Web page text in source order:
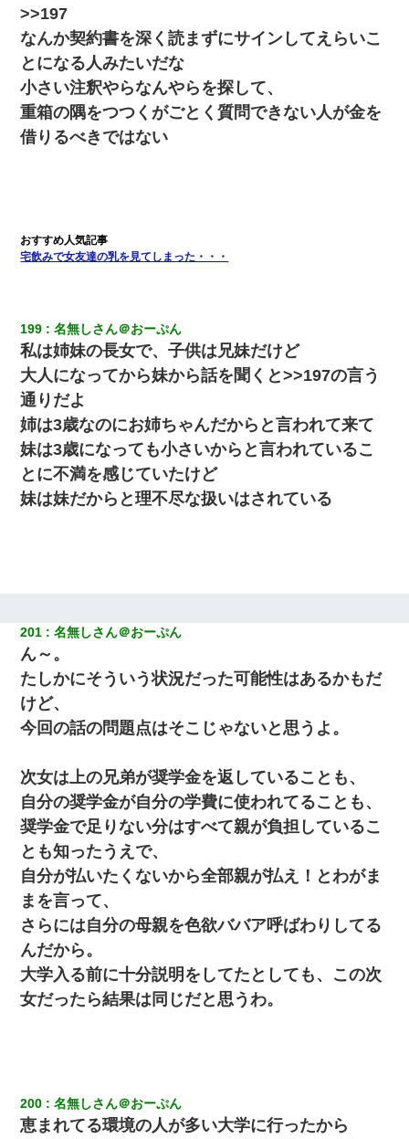
>>197
なんか契約書を深く読まずにサインしてえらいこ
とになる人みたいだな
小さい注釈やらなんやらを探して、
重箱の隅をつつくがごとく質問できない人が金を
借りるべきではない
宅飲みで女友達の乳を見てしまった・・・
199 名無しさん＠おーぷん
私は姉妹の長女で、子供は兄妹だけど
大人になってから妹から話を聞くと>>197の言う
通りだよ
姉は3歳なのにお姉ちゃんだからと言われて来て
妹は3歳になっても小さいからと言われているこ
とに不満を感じていたけど
妹は妹だからと理不尽な扱いはされている
201 名無しさん＠おーぷん
ん～。
たしかにそういう状況だった可能性はあるかもだ
けど、
今回の話の問題点はそこじゃないと思うよ。
次女は上の兄弟が奨学金を返していることも、
自分の奨学金が自分の学費に使われてることも、
奨学金で足りない分はすべて親が負担しているこ
とも知ったうえで、
自分が払いたくないから全部親が払え！とわがま
まを言って、
さらには自分の母親を色欲ババア呼ばわりしてる
んだから。
大学入る前に十分説明をしてたとしても、この次
女だったら結果は同じだと思うわ。
200 名無しさん＠おーぷん
恵まれてる環境の人が多い大学に行ったから